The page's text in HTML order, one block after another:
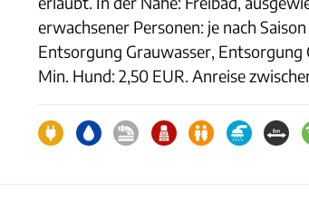
erwachsener Personen: je nach
Entsorgung Grauwasser, Entsorgung
Min. Hund: 2,50 EUR. Anreise